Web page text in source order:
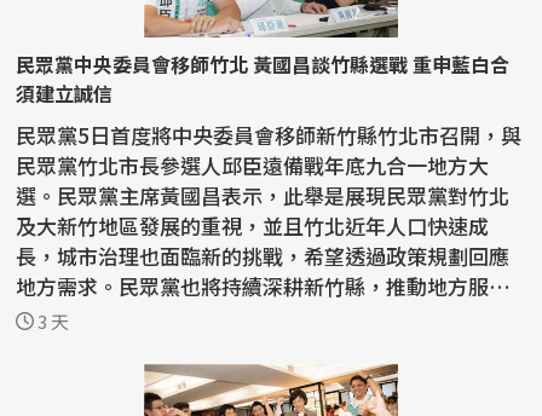
民眾黨中央委員會移師竹北 黃國昌談竹縣選戰 重申藍白合
須建立誠信
民眾黨5日首度將中央委員會移師新竹縣竹北市召開，與
民眾黨竹北市長參選人邱臣遠備戰年底九合一地方大
選。民眾黨主席黃國昌表示，此舉是展現民眾黨對竹北
及大新竹地區發展的重視，並且竹北近年人口快速成
長，城市治理也面臨新的挑戰，希望透過政策規劃回應
地方需求。民眾黨也將持續深耕新竹縣，推動地方服務
與政策落...
3 天